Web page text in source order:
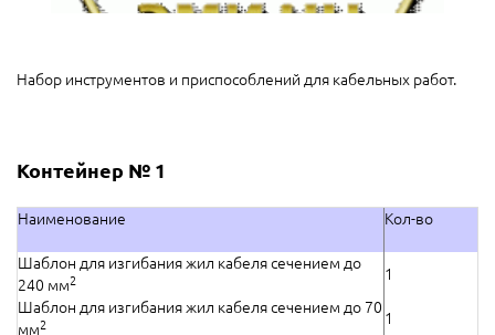
Набор инструментов и приспособлений для кабельных работ.
Контейнер № 1
Наименование Кол-во
Шаблон для изгибания жил кабеля сечением до
240 мм2
1
Шаблон для изгибания жил кабеля сечением до 70
мм2
1